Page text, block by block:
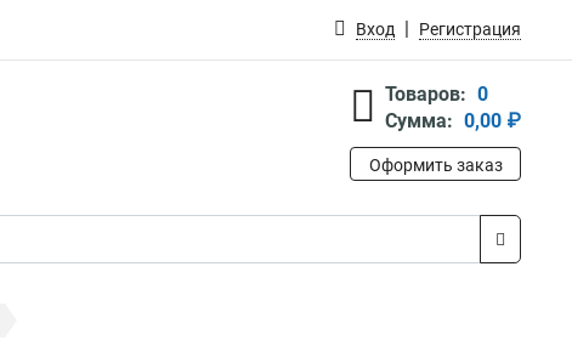
Вход Регистрация
Товаров: 0
Сумма: 0,00 ₽
Оформить заказ